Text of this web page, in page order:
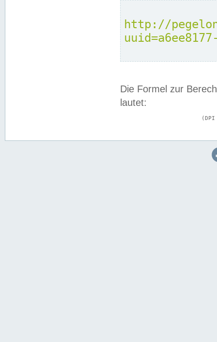
http://
Die Formel zur
lautet: